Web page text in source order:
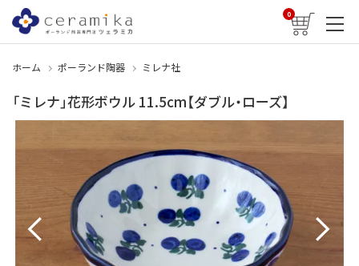
0
ホーム ポーランド陶器 ミレナ社
「ミレナ」花形ボウル 11.5cm【ダブル・ローズ】